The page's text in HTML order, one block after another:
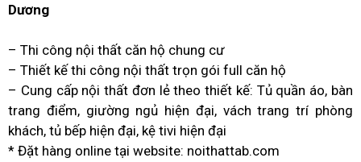
Dương
– Thi công nội thất căn hộ chung cư
– Thiết kế thi công nội thất trọn gói full căn hộ
– Cung cấp nội thất đơn lẻ theo thiết kế: Tủ quần áo, bàn
trang điểm, giường ngủ hiện đại, vách trang trí phòng
khách, tủ bếp hiện đại, kệ tivi hiện đại
* Đặt hàng online tại website: noithattab.com